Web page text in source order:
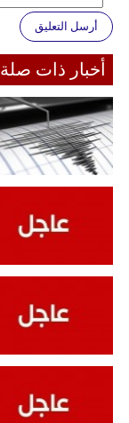
أرسل التعليق
أخبار ذات صلة